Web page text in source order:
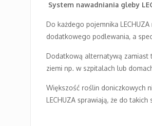
System nawadniania gleby
Do każdego pojemnika
dodatkowego podlewania, a
Dodatkową alternatywą zamiast
ziemi np. w szpitalach lub
Większość roślin doniczkowych
LECHUZA sprawiają, że do